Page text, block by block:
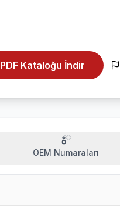
PDF Kataloğu İndir
OEM Numaraları